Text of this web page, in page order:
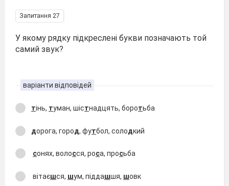
Запитання 27
У якому рядку підкреслені букви позначають той
самий звук?
варіанти відповідей
тінь, туман, шістнадцять, боротьба
дорога, город, футбол, солодкий
сонях, волосся, роса, просьба
вітаєшся, шум, піддашшя, шовк